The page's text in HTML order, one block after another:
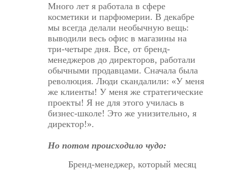
Много лет я работала в сфере
косметики и парфюмерии. В декабре
мы всегда делали необычную вещь:
выводили весь офис в магазины на
три-четыре дня. Все, от бренд-
менеджеров до директоров, работали
обычными продавцами. Сначала была
революция. Люди скандалили: «У меня
же клиенты! У меня же стратегические
проекты! Я не для этого училась в
бизнес-школе! Это же унизительно, я
директор!».
Но потом происходило чудо:
Бренд-менеджер, который месяц